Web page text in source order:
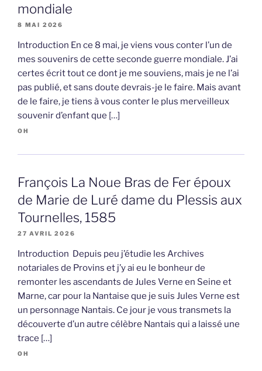
mondiale
8 MAI 2026
Introduction En ce 8 mai, je viens vous conter l’un de
mes souvenirs de cette seconde guerre mondiale. J’ai
certes écrit tout ce dont je me souviens, mais je ne l’ai
pas publié, et sans doute devrais-je le faire. Mais avant
de le faire, je tiens à vous conter le plus merveilleux
souvenir d’enfant que […]
OH
François La Noue Bras de Fer époux
de Marie de Luré dame du Plessis aux
Tournelles, 1585
27 AVRIL 2026
Introduction Depuis peu j’étudie les Archives
notariales de Provins et j’y ai eu le bonheur de
remonter les ascendants de Jules Verne en Seine et
Marne, car pour la Nantaise que je suis Jules Verne est
un personnage Nantais. Ce jour je vous transmets la
découverte d’un autre célèbre Nantais qui a laissé une
trace […]
OH